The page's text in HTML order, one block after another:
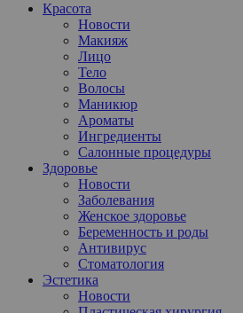
Красота
Новости
Макияж
Лицо
Тело
Волосы
Маникюр
Ароматы
Ингредиенты
Салонные процедуры
Здоровье
Новости
Заболевания
Женское здоровье
Беременность и роды
Антивирус
Стоматология
Эстетика
Новости